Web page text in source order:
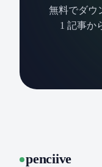
無料でダウ
1 記事か
penciive